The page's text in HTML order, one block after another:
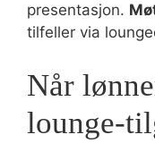
presentasjon.
tilfeller via
Når
lounge-